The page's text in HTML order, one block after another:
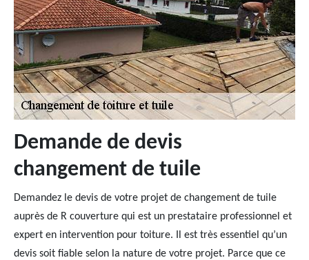
Demande de devis
changement de tuile
Demandez le devis de votre projet de changement de tuile
auprès de R couverture qui est un prestataire professionnel et
expert en intervention pour toiture. Il est très essentiel qu’un
devis soit fiable selon la nature de votre projet. Parce que ce